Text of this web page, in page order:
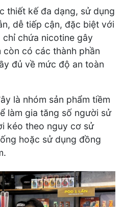
thiết kế đa dạng, sử dụng
dễ tiếp cận, đặc biệt với
chỉ chứa nicotine gây
còn có các thành phần
đủ về mức độ an toàn
là nhóm sản phẩm tiềm
làm gia tăng số người sử
kéo theo nguy cơ sử
hoặc sử dụng đồng